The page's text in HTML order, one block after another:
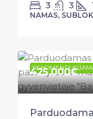
3 3
NAMAS,
425.000€